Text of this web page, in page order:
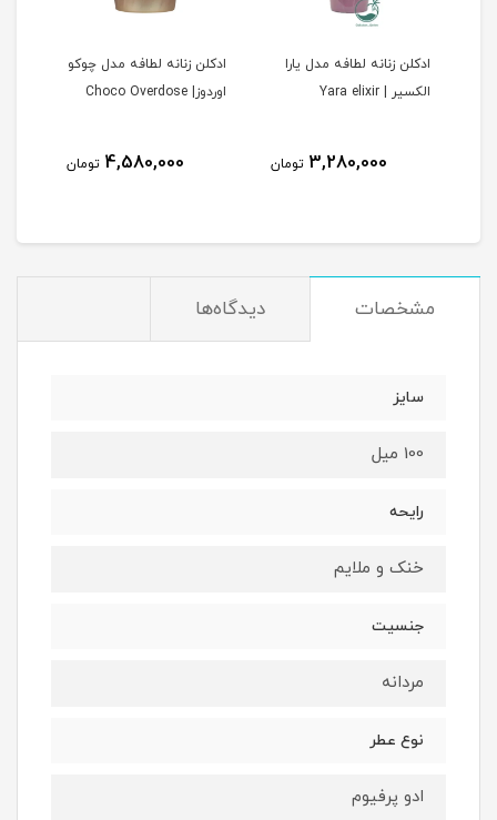
ادکلن زنانه لطافه مدل یارا
الکسیر | Yara elixir
3,280,000 تومان
ادكلن زنانه لطافه مدل چوكو
اوردوز| Choco Overdose
4,580,000 تومان
مشخصات دیدگاه‌ها
سایز
100 میل
رایحه
خنک و ملایم
جنسیت
مردانه
نوع عطر
ادو پرفیوم